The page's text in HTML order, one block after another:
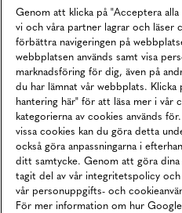
Köpvillkor
Karriär
Vårt Ansvar
Våra Tjänster
Press
Studentrabatt
B2B
Tillgänglighetsredogörelse
Genom att klicka på "Acceptera
vi och våra partner lagrar och läser
förbättra navigeringen på
webbplatsen används samt visa
marknadsföring för dig, även på
du har lämnat vår webbplats.
hantering här" för att läsa mer i vår
kategorierna av cookies används
vissa cookies kan du göra detta
också göra anpassningarna i
ditt samtycke. Genom att göra
tagit del av vår integritetspolicy
vår personuppgifts- och
För mer information om hur